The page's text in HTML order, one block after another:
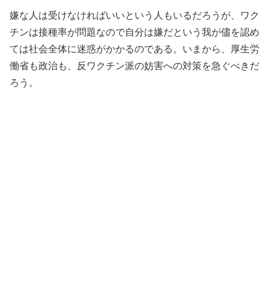
嫌な人は受けなければいいという人もいるだろうが、ワク
チンは接種率が問題なので自分は嫌だという我が儘を認め
ては社会全体に迷惑がかかるのである。いまから、厚生労
働省も政治も、反ワクチン派の妨害への対策を急ぐべきだ
ろう。